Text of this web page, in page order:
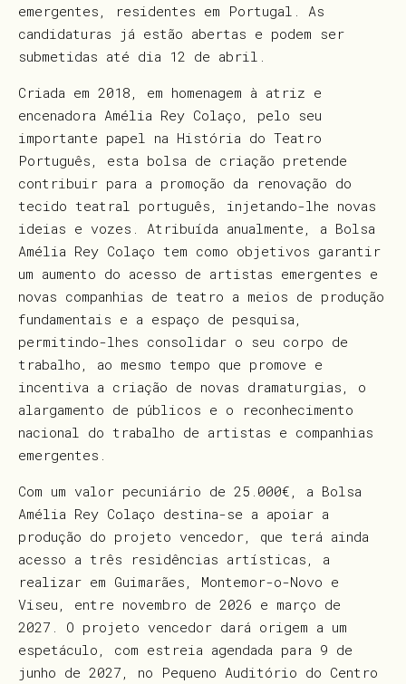
emergentes, residentes em Portugal. As
candidaturas já estão abertas e podem ser
submetidas até dia 12 de abril.
Criada em 2018, em homenagem à atriz e
encenadora Amélia Rey Colaço, pelo seu
importante papel na História do Teatro
Português, esta bolsa de criação pretende
contribuir para a promoção da renovação do
tecido teatral português, injetando-lhe novas
ideias e vozes. Atribuída anualmente, a Bolsa
Amélia Rey Colaço tem como objetivos garantir
um aumento do acesso de artistas emergentes e
novas companhias de teatro a meios de produção
fundamentais e a espaço de pesquisa,
permitindo-lhes consolidar o seu corpo de
trabalho, ao mesmo tempo que promove e
incentiva a criação de novas dramaturgias, o
alargamento de públicos e o reconhecimento
nacional do trabalho de artistas e companhias
emergentes.
Com um valor pecuniário de 25.000€, a Bolsa
Amélia Rey Colaço destina-se a apoiar a
produção do projeto vencedor, que terá ainda
acesso a três residências artísticas, a
realizar em Guimarães, Montemor-o-Novo e
Viseu, entre novembro de 2026 e março de
2027. O projeto vencedor dará origem a um
espetáculo, com estreia agendada para 9 de
junho de 2027, no Pequeno Auditório do Centro